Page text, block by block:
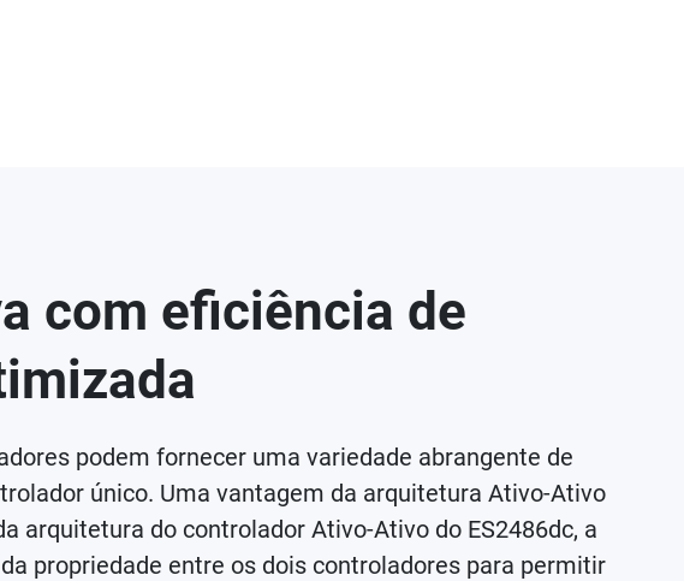
com eficiência de
podem fornecer uma variedade abrangente de
único. Uma vantagem da arquitetura Ativo-Ativo
arquitetura do controlador Ativo-Ativo do ES2486dc, a
propriedade entre os dois controladores para permitir